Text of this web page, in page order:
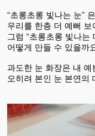
“초롱초롱 빛나는 눈” 은
우리를 한층 더 예뻐
그럼 “초롱초롱 빛나는
어떻게 만들 수 있을까
과도한 눈 화장은 내 예
오히려 본인 눈 본연의